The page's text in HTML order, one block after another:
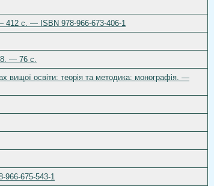
412 с. — ISBN 978-966-673-406-1
— 76 с.
вищої освіти: теорія та методика: монографія. —
966-675-543-1